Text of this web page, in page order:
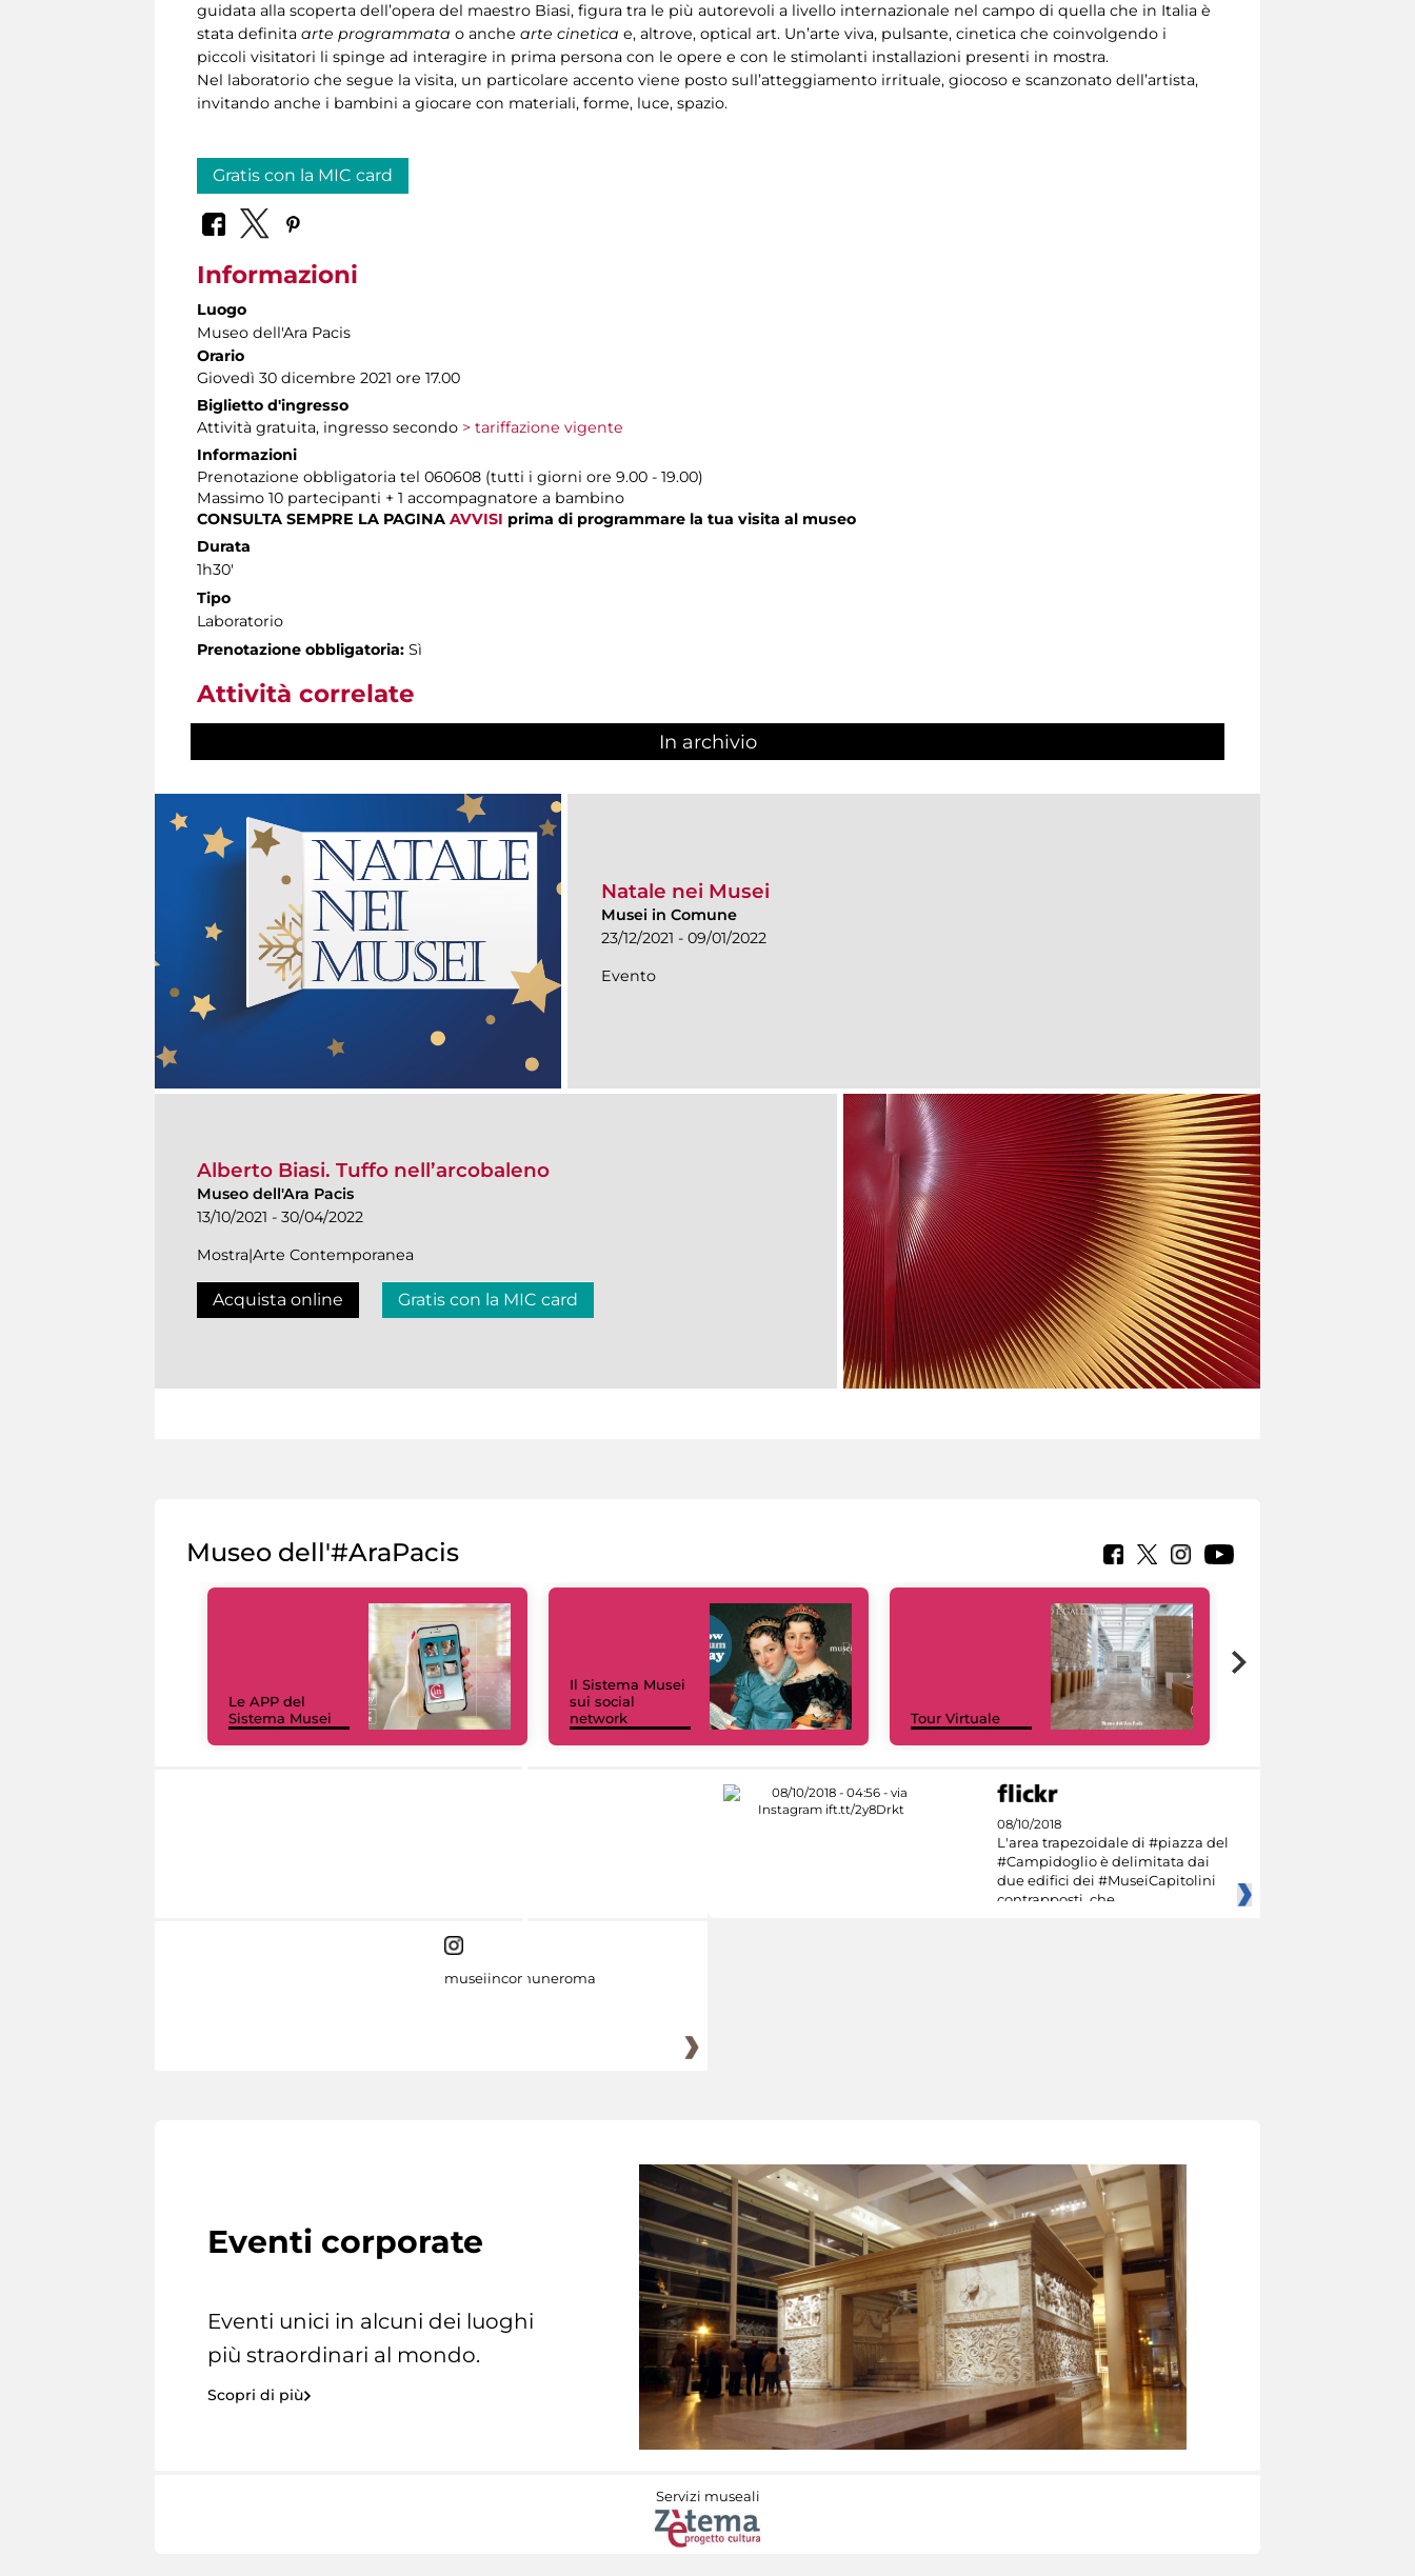
guidata alla scoperta dell’opera del maestro Biasi, figura tra le più autorevoli a livello internazionale nel campo di quella che in Italia è
stata definita arte programmata o anche arte cinetica e, altrove, optical art. Un’arte viva, pulsante, cinetica che coinvolgendo i
piccoli visitatori li spinge ad interagire in prima persona con le opere e con le stimolanti installazioni presenti in mostra.
Nel laboratorio che segue la visita, un particolare accento viene posto sull’atteggiamento irrituale, giocoso e scanzonato dell’artista,
invitando anche i bambini a giocare con materiali, forme, luce, spazio.
Gratis con la MIC card
Informazioni
Luogo
Museo dell'Ara Pacis
Orario
Giovedì 30 dicembre 2021 ore 17.00
Biglietto d'ingresso
Attività gratuita, ingresso secondo > tariffazione vigente
Informazioni
Prenotazione obbligatoria tel 060608 (tutti i giorni ore 9.00 - 19.00)
Massimo 10 partecipanti + 1 accompagnatore a bambino
CONSULTA SEMPRE LA PAGINA AVVISI prima di programmare la tua visita al museo
Durata
1h30'
Tipo
Laboratorio
Prenotazione obbligatoria: Sì
Attività correlate
In archivio
Natale nei Musei
Musei in Comune
23/12/2021 - 09/01/2022
Evento
Alberto Biasi. Tuffo nell’arcobaleno
Museo dell'Ara Pacis
13/10/2021 - 30/04/2022
Mostra|Arte Contemporanea
Acquista online Gratis con la MIC card
Museo dell'#AraPacis
Le APP del
Sistema Musei
Il Sistema Musei
sui social
network
Tour Virtuale
08/10/2018
L'area trapezoidale di #piazza del
#Campidoglio è delimitata dai
due edifici dei #MuseiCapitolini
contrapposti, che
museiincomuneroma
Eventi corporate
Eventi unici in alcuni dei luoghi
più straordinari al mondo.
Scopri di più
Servizi museali